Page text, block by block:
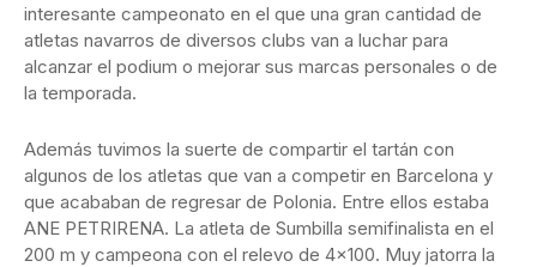
interesante campeonato en el que una gran cantidad de
atletas navarros de diversos clubs van a luchar para
alcanzar el podium o mejorar sus marcas personales o de
la temporada.
Además tuvimos la suerte de compartir el tartán con
algunos de los atletas que van a competir en Barcelona y
que acababan de regresar de Polonia. Entre ellos estaba
ANE PETRIRENA. La atleta de Sumbilla semifinalista en el
200 m y campeona con el relevo de 4×100. Muy jatorra la